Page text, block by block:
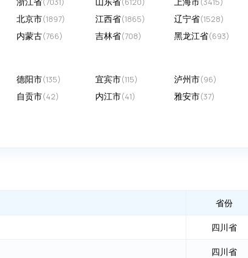
(7031) (6120) (3415)
北京市(1897) 江西省(1865) 辽宁省(1528)
内蒙古(766) 吉林省(708) 黑龙江省(693)
德阳市(135) 宜宾市(115) 泸州市(96)
自贡市(42) 内江市(41) 雅安市(37)
省份
四川省
四川省